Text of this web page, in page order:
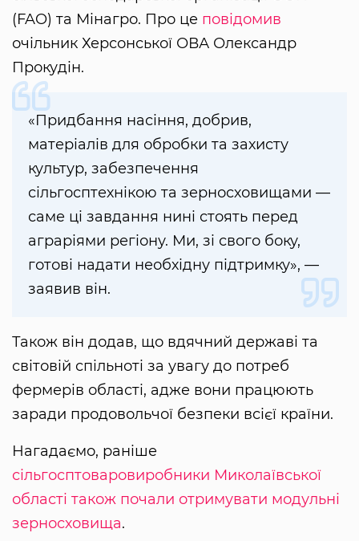
(FAO) та Мінагро. Про це повідомив
очільник Херсонської ОВА Олександр
Прокудін.
«Придбання насіння, добрив,
матеріалів для обробки та захисту
культур, забезпечення
сільгосптехнікою та зерносховищами —
саме ці завдання нині стоять перед
аграріями регіону. Ми, зі свого боку,
готові надати необхідну підтримку», —
заявив він.
Також він додав, що вдячний державі та
світовій спільноті за увагу до потреб
фермерів області, адже вони працюють
заради продовольчої безпеки всієї країни.
Нагадаємо, раніше
сільгосптоваровиробники Миколаївської
області також почали отримувати модульні
зерносховища.